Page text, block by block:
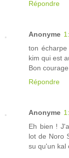
Répondre
Anonyme
ton
kim qui est
Bon
Répondre
Anonyme
Eh bien !
lot de Noro
su qu'un kal